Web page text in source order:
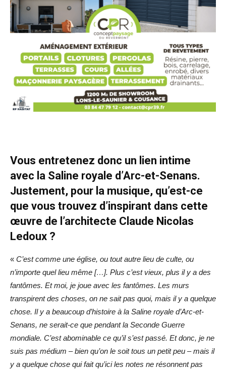
Vous entretenez donc un lien intime
avec la Saline royale d’Arc-et-Senans.
Justement, pour la musique, qu’est-ce
que vous trouvez d’inspirant dans cette
œuvre de l’architecte Claude Nicolas
Ledoux ?
« C’est comme une église, ou tout autre lieu de culte, ou
n’importe quel lieu même […]. Plus c’est vieux, plus il y a des
fantômes. Et moi, je joue avec les fantômes. Les murs
transpirent des choses, on ne sait pas quoi, mais il y a quelque
chose. Il y a beaucoup d’histoire à la Saline royale d’Arc-et-
Senans, ne serait-ce que pendant la Seconde Guerre
mondiale. C’est abominable ce qu’il s’est passé. Et donc, je ne
suis pas médium – bien qu’on le soit tous un petit peu – mais il
y a quelque chose qui fait qu’ici les notes ne résonnent pas